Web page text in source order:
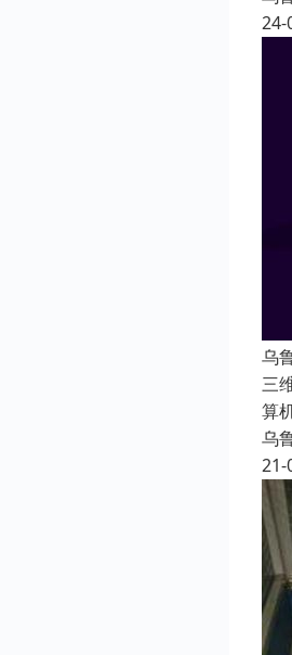
24-
乌
三
算
乌
21-